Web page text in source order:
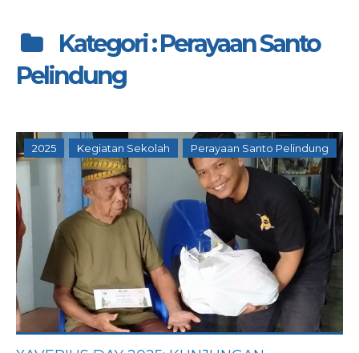
Kategori : Perayaan Santo
Pelindung
2025 Kegiatan Sekolah Perayaan Santo Pelindung